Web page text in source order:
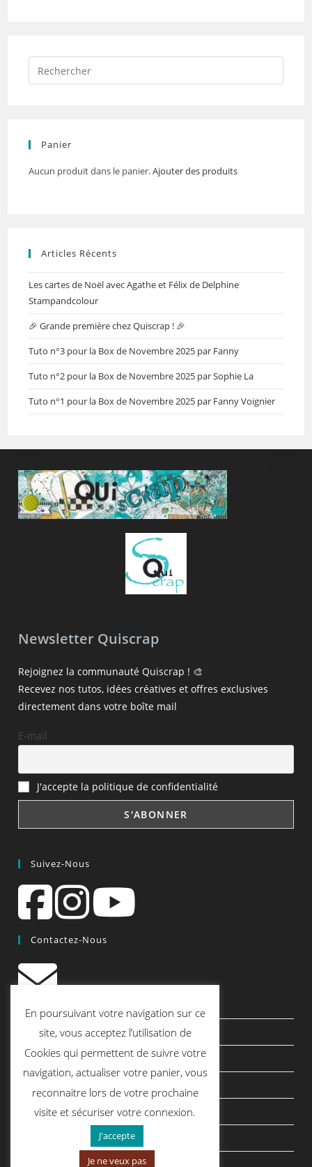
Panier
Aucun produit dans le panier.Ajouter des produits
Articles Récents
Les cartes de Noël avec Agathe et Félix de Delphine
Stampandcolour
🎉 Grande première chez Quiscrap ! 🎉
Tuto n°3 pour la Box de Novembre 2025 par Fanny
Tuto n°2 pour la Box de Novembre 2025 par Sophie La
Tuto n°1 pour la Box de Novembre 2025 par Fanny Voignier
Newsletter Quiscrap
Rejoignez la communauté Quiscrap ! 🎨
Recevez nos tutos, idées créatives et offres exclusives
directement dans votre boîte mail
E-mail
J'accepte la politique de confidentialité
Suivez-Nous
Contactez-Nous
contact@quiscrap.fr
Les Fiches Techniques et les Tutos
Le Blog
Conditions générales de vente
Mentions légales
Politique de confidentialité
En poursuivant votre navigation sur ce
site, vous acceptez l’utilisation de
Cookies qui permettent de suivre votre
navigation, actualiser votre panier, vous
reconnaitre lors de votre prochaine
visite et sécuriser votre connexion.
J'accepte
Je ne veux pas